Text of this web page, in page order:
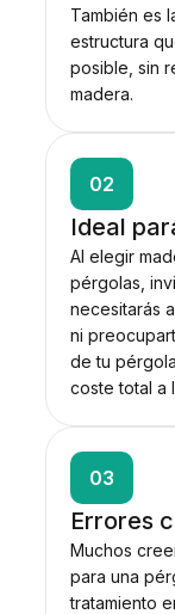
También es
estructura
posible, sin
madera.
02
Ideal
Al elegir
pérgolas,
necesitarás
ni
de tu
coste total a
03
Errores
Muchos
para una
tratamiento